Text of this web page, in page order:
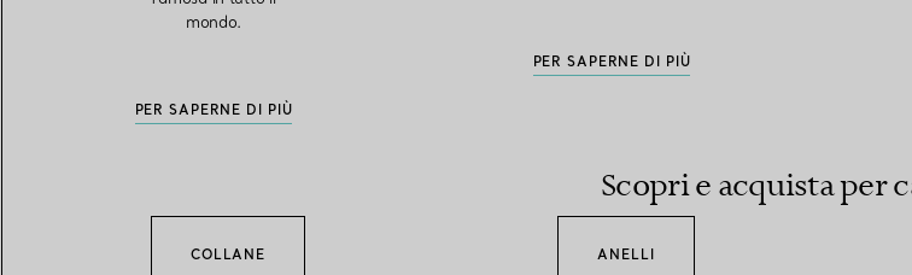
mondo.
PER SAPERNE DI PIÙ
PER SAPERNE DI PIÙ
Scopri e acquista per
COLLANE ANELLI